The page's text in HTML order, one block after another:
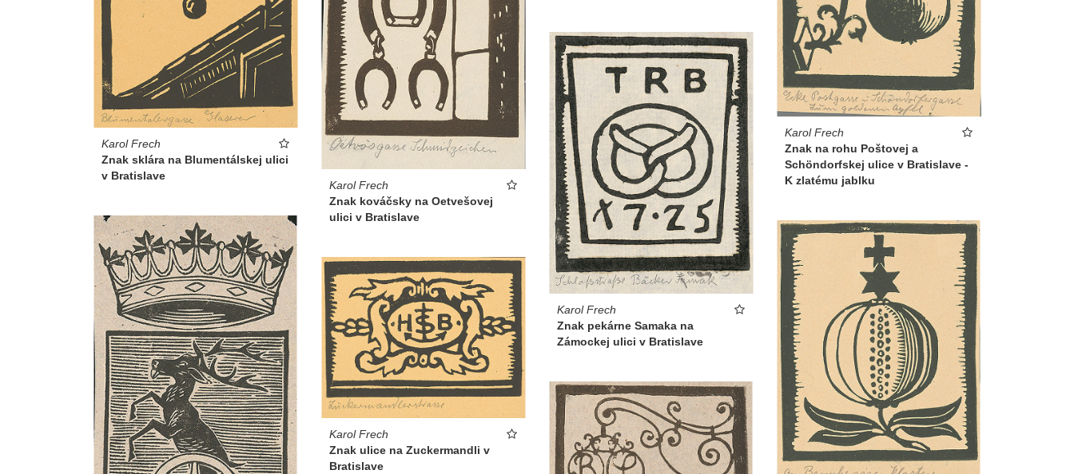
Karol Frech
Znak sklára na Blumentálskej ulici
v Bratislave
Karol Frech
Znak kováčsky na Oetvešovej
ulici v Bratislave
Karol Frech
Znak na rohu Poštovej a
Schöndorfskej ulice v Bratislave -
K zlatému jablku
Karol Frech
Znak pekárne Samaka na
Zámockej ulici v Bratislave
Karol Frech
Znak ulice na Zuckermandli v
Bratislave